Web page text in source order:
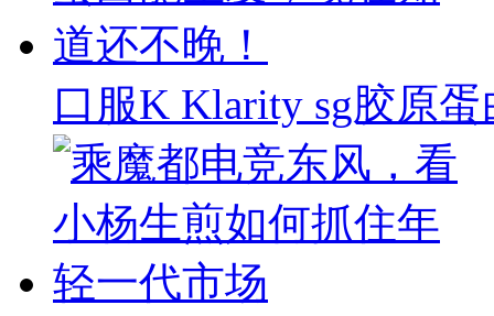
口服K Klarity sg胶原